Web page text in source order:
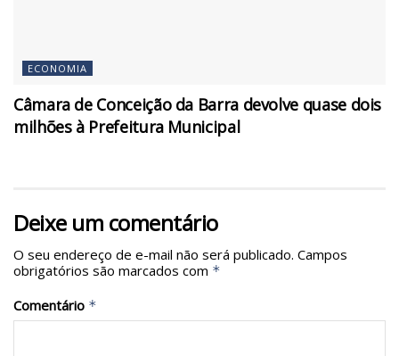
ECONOMIA
Câmara de Conceição da Barra devolve quase dois
milhões à Prefeitura Municipal
Deixe um comentário
O seu endereço de e-mail não será publicado. Campos
obrigatórios são marcados com *
Comentário *